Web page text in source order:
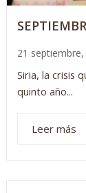
21 septiembre,
Siria, la crisis
quinto año...
Leer más